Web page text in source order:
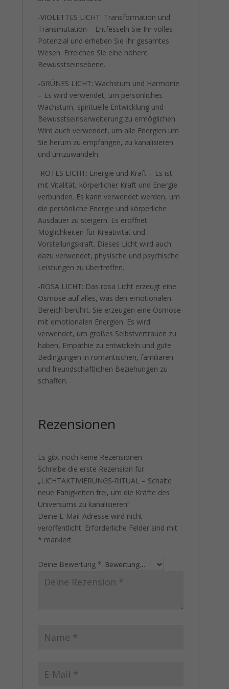
-VIOLETTES LICHT: Transformation und
Transmutation – Entfesseln Sie Ihr volles
Potenzial und erheben Sie Ihr gesamtes
Wesen. Erreichen Sie eine höhere
Bewusstseinsebene.
-GRÜNES LICHT: Wachstum und Harmonie
– Es wird verwendet, um persönliches
Wachstum, spirituelle Entwicklung und
Bewusstseinserweiterung zu ermöglichen.
Wird auch verwendet, um alle Energien um
Sie herum zu empfangen, zu kanalisieren
und umzuwandeln.
-ROTES LICHT: Energie und Kraft – Es ist
mit Vitalität, körperlicher Kraft und Energie
verbunden. Es kann verwendet werden, um
die persönliche Energie und körperliche
Ausdauer zu steigern. Es eröffnet
Möglichkeiten für Kreativität und
Vorstellungskraft. Dieses Licht wird auch
dazu verwendet, physische und psychische
Leistungen zu übertreffen.
-ROSA LICHT: Das rosa Licht erzeugt eine
Osmose auf alles, was den emotionalen
Bereich berührt. Sie erzeugen eine Osmose
mit emotionalen Energien. Es wird
verwendet, um großes Selbstvertrauen zu
haben, Empathie zu entwickeln und gute
Bedingungen in romantischen, familiären
und freundschaftlichen Beziehungen zu
schaffen.
Rezensionen
Es gibt noch keine Rezensionen.
Schreibe die erste Rezension für
„LICHTAKTIVIERUNGS-RITUAL – Schalte
neue Fähigkeiten frei, um die Kräfte des
Universums zu kanalisieren“
Deine E-Mail-Adresse wird nicht
veröffentlicht. Erforderliche Felder sind mit
* markiert
Deine Bewertung *